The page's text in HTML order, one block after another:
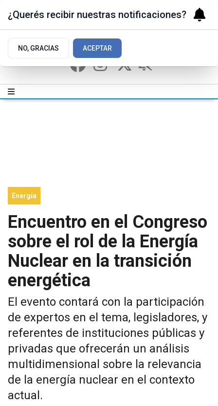
Energía
Encuentro en el Congreso
sobre el rol de la Energía
Nuclear en la transición
energética
El evento contará con la participación
de expertos en el tema, legisladores, y
referentes de instituciones públicas y
privadas que ofrecerán un análisis
multidimensional sobre la relevancia
de la energía nuclear en el contexto
actual.
¿Querés recibir nuestras notificaciones?
NO, GRACIAS ACEPTAR